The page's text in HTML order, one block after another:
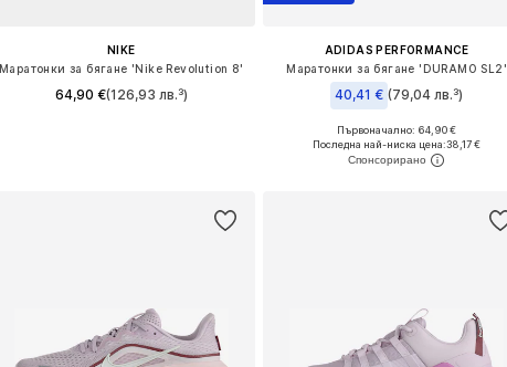
NIKE
Маратонки за бягане 'Nike Revolution 8'
64,90 €(126,93 лв.³)
ADIDAS PERFORMANCE
Маратонки за бягане 'DURAMO SL2'
40,41 € (79,04 лв.³)
+4
Предлага се в много размери
Добави в кошницата
Първоначално: 64,90 €
Последна най-ниска цена:38,17 €